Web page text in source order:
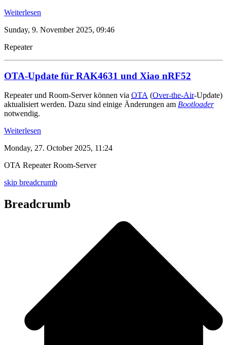
Weiterlesen
Sunday, 9. November 2025, 09:46
Repeater
OTA-Update für RAK4631 und Xiao nRF52
Repeater und Room-Server können via OTA (Over-the-Air-Update)
aktualisiert werden. Dazu sind einige Änderungen am Bootloader
notwendig.
Weiterlesen
Monday, 27. October 2025, 11:24
OTA Repeater Room-Server
skip breadcrumb
Breadcrumb